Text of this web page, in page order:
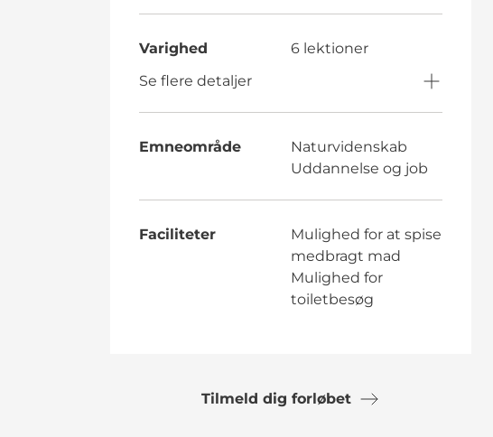
Varighed
6 lektioner
Se flere detaljer
Emneområde
Naturvidenskab
Uddannelse og job
Faciliteter
Mulighed for at spise
medbragt mad
Mulighed for
toiletbesøg
Tilmeld dig forløbet